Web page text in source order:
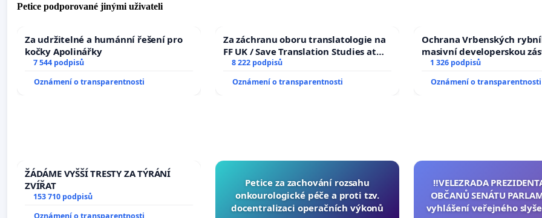
Petice podporované jinými uživateli
Za udržitelné a humánní řešení pro
kočky Apolinářky
7 544 podpisů
Oznámení o transparentnosti
Za záchranu oboru translatologie na
FF UK / Save Translation Studies at
the Faculty of Arts, Charles
8 222 podpisů
Oznámení o transparentnosti
Ochrana Vrbenských
masivní developerskou
1 326 podpisů
Oznámení o transparentnosti
ŽÁDÁME VYŠŠÍ TRESTY ZA TÝRÁNÍ
ZVÍŘAT
153 710 podpisů
Oznámení o transparentnosti
Petice za zachování rozsahu
onkourologické péče a proti tzv.
docentralizaci operačních výkonů
‼️VELEZRADA
OBČANŮ SENÁTU
vyhlášení veřejného